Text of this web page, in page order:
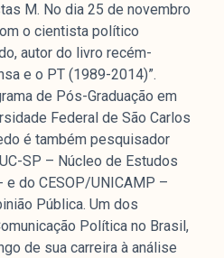
de acompanhamento da
sobre temas de economia e
de Estudos de Mídia
O LEMEP tem registro no
do CNPq e é sediado
e Políticos (IESP) da
Rio de Janeiro (UERJ). O
com partidos ou grupos
M. No dia 25 de novembro
o cientista político
autor do livro recém-
e o PT (1989-2014)”.
de Pós-Graduação em
Federal de São Carlos
é também pesquisador
SP – Núcleo de Estudos
do CESOP/UNICAMP –
Pública. Um dos
Política no Brasil,
de sua carreira à análise